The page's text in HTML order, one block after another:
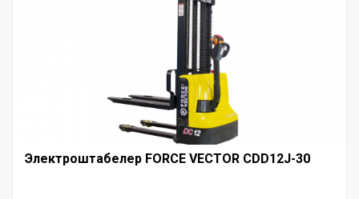
Электроштабелер FORCE VECTOR CDD12J-30